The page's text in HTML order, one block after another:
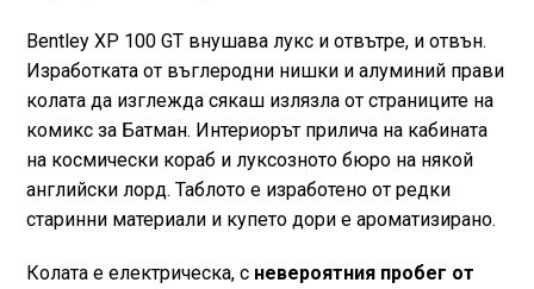
Bentley XP 100 GT внушава лукс и отвътре, и отвън.
Изработката от въглеродни нишки и алуминий прави
колата да изглежда сякаш излязла от страниците на
комикс за Батман. Интериорът прилича на кабината
на космически кораб и луксозното бюро на някой
английски лорд. Таблото е изработено от редки
старинни материали и купето дори е ароматизирано.
Колата е електрическа, сневероятния пробег от